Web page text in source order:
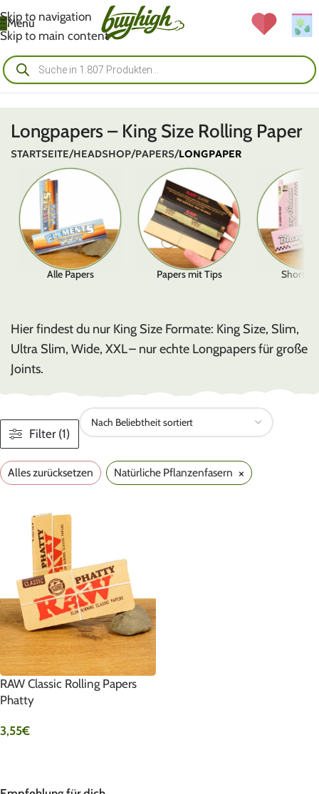
Skip to navigation
Skip to main content
Menü
Longpapers – King Size Rolling Paper
STARTSEITE/HEADSHOP/PAPERS/LONGPAPER
Alle Papers Papers mit Tips
Hier findest du nur King Size Formate: King Size, Slim,
Ultra Slim, Wide, XXL – nur echte Longpapers für große
Joints.
Filter (1)
Alles zurücksetzen Natürliche Pflanzenfasern ×
RAW Classic Rolling Papers
Phatty
3,55€